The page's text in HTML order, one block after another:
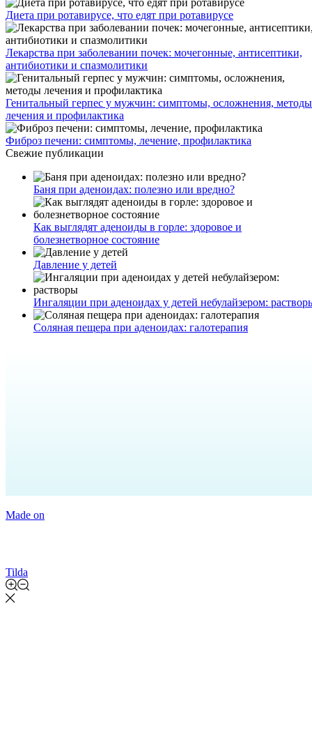
Диета при ротавирусе, что едят при ротавирусе
Лекарства при заболевании почек: мочегонные, антисептики,
антибиотики и спазмолитики
Генитальный герпес у мужчин: симптомы, осложнения, методы
лечения и профилактика
Фиброз печени: симптомы, лечение, профилактика
Свежие публикации
Баня при аденоидах: полезно или вредно?
Как выглядят аденоиды в горле: здоровое и
болезнетворное состояние
Давление у детей
Ингаляции при аденоидах у детей небулайзером:
Соляная пещера при аденоидах: галотерапия
Made on
Tilda